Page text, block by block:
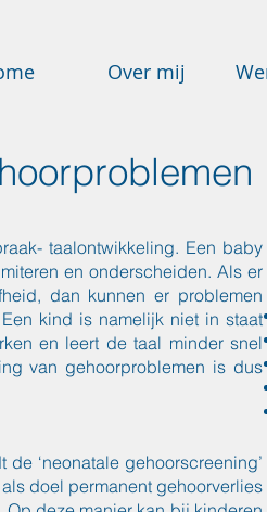
Over mij
taalontwikkeling. Een baby
en onderscheiden. Als er
dan kunnen er problemen
kind is namelijk niet in staat
en leert de taal minder snel
van gehoorproblemen is dus
‘neonatale gehoorscreening’
doel permanent gehoorverlies